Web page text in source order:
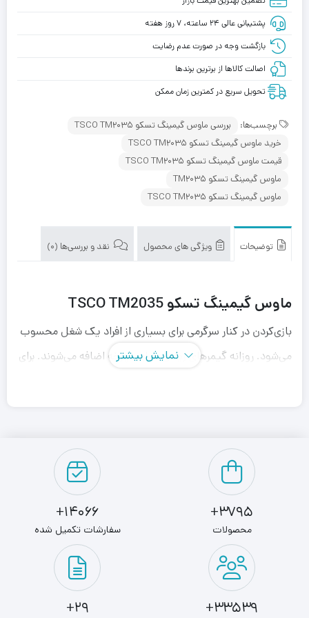
پشتیبانی عالی ۲۴ ساعته، ۷ روز هفته
بازگشت وجه در صورت عدم رضایت
اصالت کالاها از برترین برندها
تحویل سریع در کمترین زمان ممکن
برچسب‌ها:
بررسی ماوس گیمینگ تسکو TSCO TM2035
خرید ماوس گیمینگ تسکو TSCO TM2035
قیمت ماوس گیمینگ تسکو TSCO TM2035
ماوس گیمینگ تسکو TM2035
ماوس گیمینگ تسکو TSCO TM2035
توضیحات ویژگی های محصول نقد و بررسی‌ها (0)
ماوس گیمینگ تسکو TSCO TM2035
بازی‌کردن در کنار سرگرمی برای بسیاری از افراد یک شغل محسوب
می‌شود. روزانه گیمرهای زیادی به این چرخه اضافه می‌شوند. برای
دارد. جنگجو بدون سلاح مناسب قطعاً بازنده خواهد بود. اکثر
گیمرها به دنبال ماوس های حرفه ای تری میروند بتواند قابلیت
های منحصر به فرد و قدرتمندی را هم در اختیار آنها بگذارد.
ماوس گیمینگ تسکو TSCO TM2035 با ویژگی‌های فوق‌العاده
یک ماوس حرفه‌ای برای نبردی سهمگین شما را آماده می‌کند.
نمایش بیشتر
3795+
محصولات
14066+
سفارشات تکمیل شده
33539+
29+